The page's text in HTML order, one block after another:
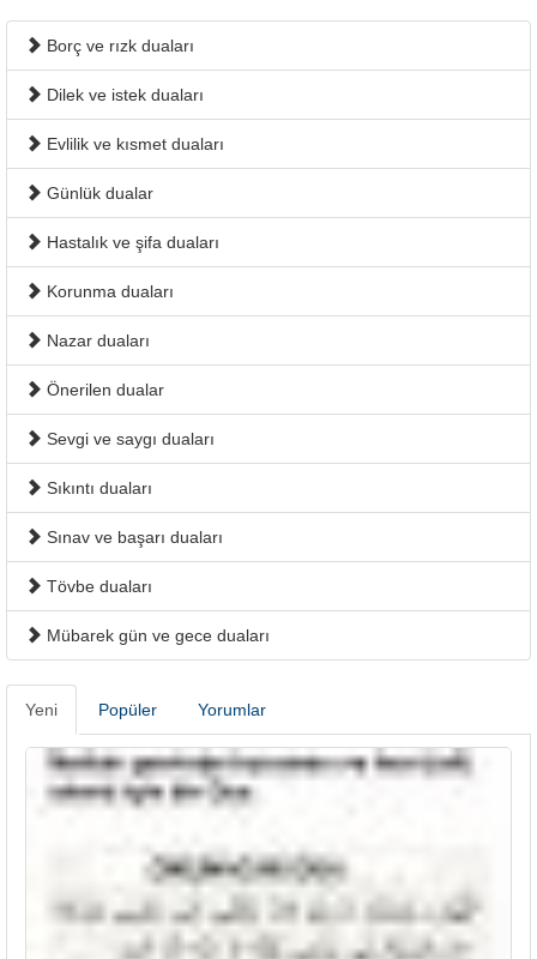
Borç ve rızk duaları
Dilek ve istek duaları
Evlilik ve kısmet duaları
Günlük dualar
Hastalık ve şifa duaları
Korunma duaları
Nazar duaları
Önerilen dualar
Sevgi ve saygı duaları
Sıkıntı duaları
Sınav ve başarı duaları
Tövbe duaları
Mübarek gün ve gece duaları
Yeni Popüler Yorumlar